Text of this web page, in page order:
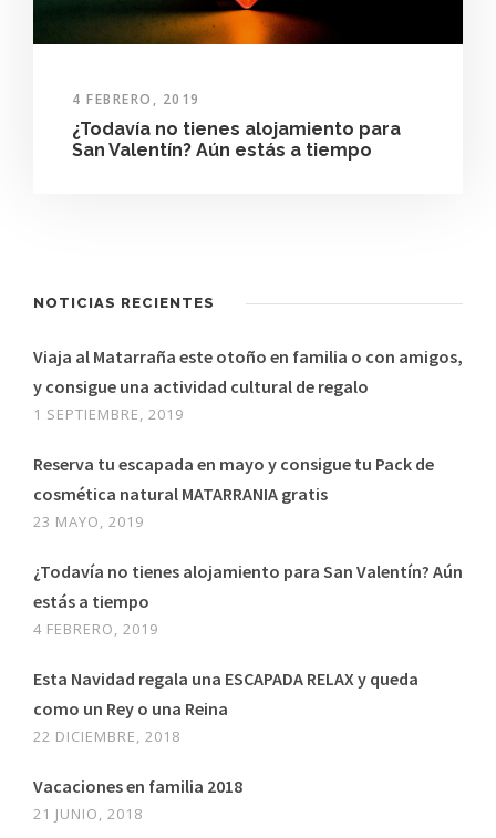
4 FEBRERO, 2019
¿Todavía no tienes alojamiento para
San Valentín? Aún estás a tiempo
NOTICIAS RECIENTES
Viaja al Matarraña este otoño en familia o con amigos,
y consigue una actividad cultural de regalo
1 SEPTIEMBRE, 2019
Reserva tu escapada en mayo y consigue tu Pack de
cosmética natural MATARRANIA gratis
23 MAYO, 2019
¿Todavía no tienes alojamiento para San Valentín? Aún
estás a tiempo
4 FEBRERO, 2019
Esta Navidad regala una ESCAPADA RELAX y queda
como un Rey o una Reina
22 DICIEMBRE, 2018
Vacaciones en familia 2018
21 JUNIO, 2018